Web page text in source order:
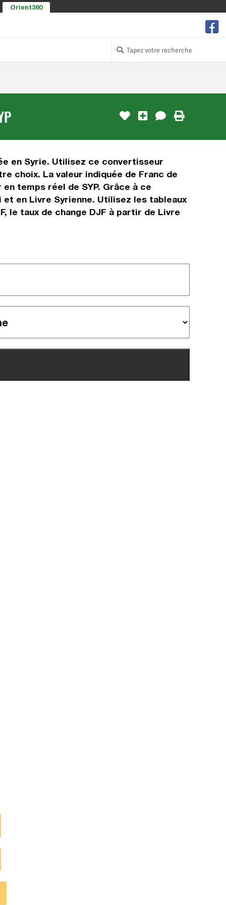
Orient360
en Syrie. Utilisez ce convertisseur
choix. La valeur indiquée de Franc de
temps réel de SYP. Grâce à ce
en Livre Syrienne. Utilisez les tableaux
le taux de change DJF à partir de Livre